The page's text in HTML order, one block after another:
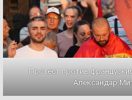
Протест против
Александар